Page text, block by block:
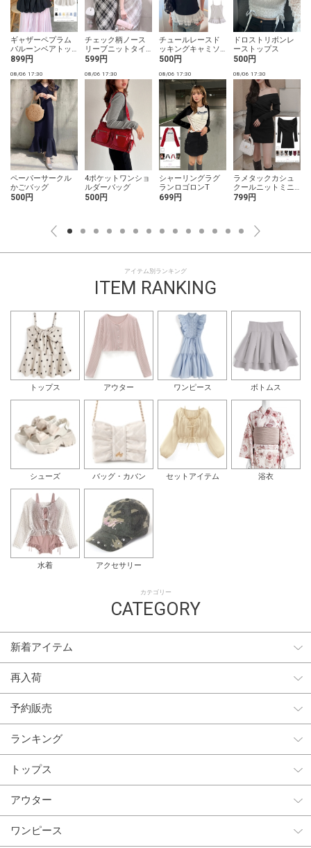
ギャザーペプラム
バルーンベアトッ
プス
899円
チェック柄ノース
リーブニットタイ
トロングワンピー
599円
チュールレースド
ッキングキャミソ
ール
500円
ドロストリボンレ
ーストップス
500円
08/06 17:30
ペーパーサークル
かごバッグ
500円
08/06 17:30
4ポケットワンショ
ルダーバッグ
500円
08/06 17:30
シャーリングラグ
ランロゴロンT
699円
08/06 17:30
ラメタックカシュ
クールニットミニ
ワンピース
799円
アイテム別ランキング
ITEM RANKING
トップス アウター ワンピース ボトムス
シューズ バッグ・カバン セットアイテム 浴衣
水着 アクセサリー
カテゴリー
CATEGORY
新着アイテム
再入荷
予約販売
ランキング
トップス
アウター
ワンピース